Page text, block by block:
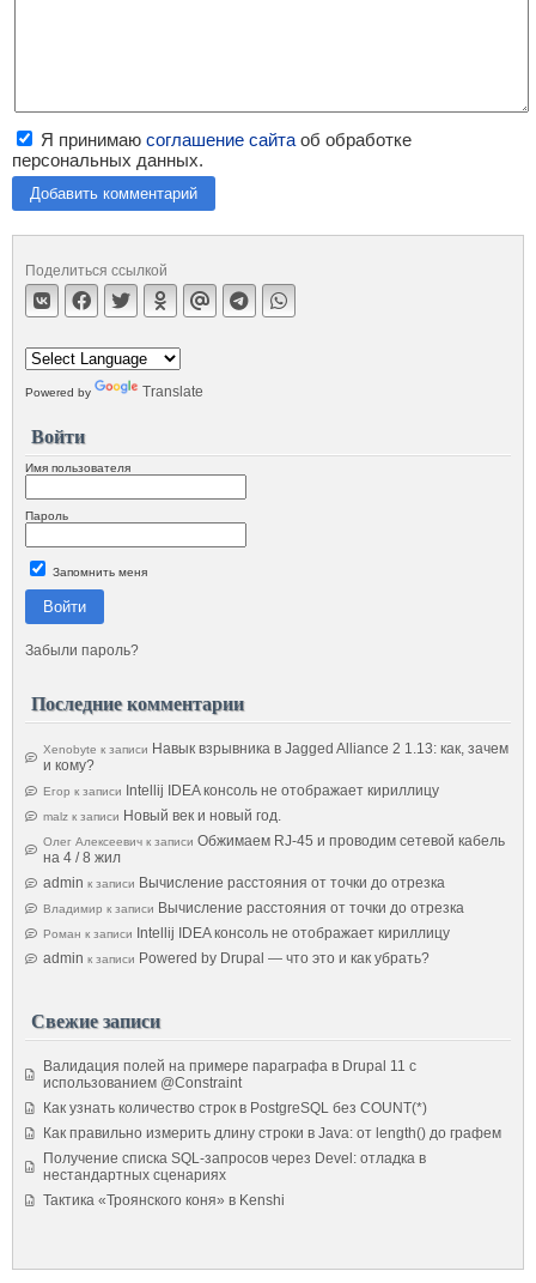
Я принимаю соглашение сайта об обработке
персональных данных.
Добавить комментарий
Поделиться ссылкой
Powered by Translate
Войти
Имя пользователя
Пароль
Запомнить меня
Войти
Забыли пароль?
Последние комментарии
Xenobyte к записи Навык взрывника в Jagged Alliance 2 1.13: как, зачем
и кому?
Егор к записи Intellij IDEA консоль не отображает кириллицу
malz к записи Новый век и новый год.
Олег Алексеевич к записи Обжимаем RJ-45 и проводим сетевой кабель
на 4 / 8 жил
admin к записи Вычисление расстояния от точки до отрезка
Владимир к записи Вычисление расстояния от точки до отрезка
Роман к записи
Intellij IDEA консоль не отображает кириллицу
admin к записи Powered by Drupal — что это и как убрать?
Свежие записи
Валидация полей на примере параграфа в Drupal 11 с
использованием @Constraint
Как узнать количество строк в PostgreSQL без COUNT(*)
Как правильно измерить длину строки в Java: от length() до графем
Получение списка SQL-запросов через Devel: отладка в
нестандартных сценариях
Тактика «Троянского коня» в Kenshi